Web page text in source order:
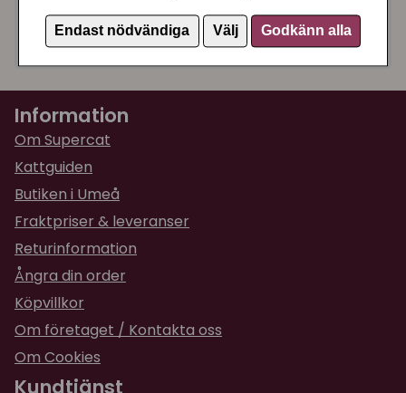
Endast nödvändiga Välj Godkänn alla
Kattsand, Kattlådor och tillbehör
Artikelnummer:1461
Information
Om Supercat
Kattguiden
Butiken i Umeå
Fraktpriser & leveranser
Returinformation
Ångra din order
Köpvillkor
Om företaget / Kontakta oss
Om Cookies
Kundtjänst